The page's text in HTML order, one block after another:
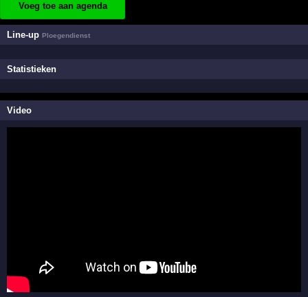
Voeg toe aan agenda
Line-upPloegendienst
Statistieken
Video